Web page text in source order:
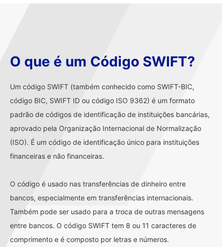
O que é um Código SWIFT?
Um código SWIFT (também conhecido como SWIFT-BIC,
código BIC, SWIFT ID ou código ISO 9362) é um formato
padrão de códigos de identificação de instituições bancárias,
aprovado pela Organização Internacional de Normalização
(ISO). É um código de identificação único para instituições
financeiras e não financeiras.
O código é usado nas transferências de dinheiro entre
bancos, especialmente em transferências internacionais.
Também pode ser usado para a troca de outras mensagens
entre bancos. O código SWIFT tem 8 ou 11 caracteres de
comprimento e é composto por letras e números.